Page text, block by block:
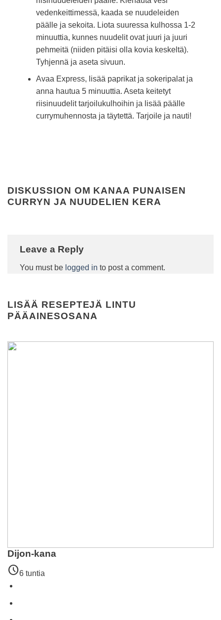
vedenkeittimessä, kaada se nuudeleiden
päälle ja sekoita. Liota suuressa kulhossa 1-2
minuuttia, kunnes nuudelit ovat juuri ja juuri
pehmeitä (niiden pitäisi olla kovia keskeltä).
Tyhjennä ja aseta sivuun.
Avaa Express, lisää paprikat ja sokeripalat ja
anna hautua 5 minuuttia. Aseta keitetyt
riisinuudelit tarjoilukulhoihin ja lisää päälle
currymuhennosta ja täytettä. Tarjoile ja nauti!
DISKUSSION OM KANAA PUNAISEN
CURRYN JA NUUDELIEN KERA
Leave a Reply
You must be logged in to post a comment.
LISÄÄ RESEPTEJÄ LINTU
PÄÄAINESOSANA
Dijon-kana
schedule6 tuntia